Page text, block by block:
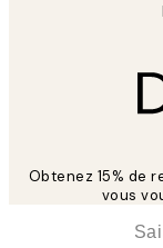
Obtenez 15% de
vous